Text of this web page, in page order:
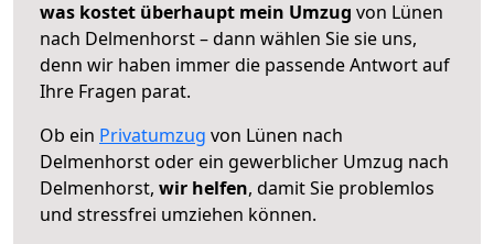
was kostet überhaupt mein Umzug von Lünen
nach Delmenhorst – dann wählen Sie sie uns,
denn wir haben immer die passende Antwort auf
Ihre Fragen parat.
Ob ein Privatumzug von Lünen nach
Delmenhorst oder ein gewerblicher Umzug nach
Delmenhorst, wir helfen, damit Sie problemlos
und stressfrei umziehen können.